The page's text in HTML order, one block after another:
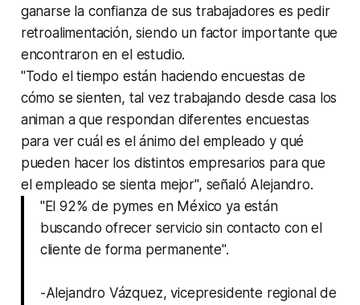
ganarse la confianza de sus trabajadores es pedir
retroalimentación, siendo un factor importante que
encontraron en el estudio.
"Todo el tiempo están haciendo encuestas de
cómo se sienten, tal vez trabajando desde casa los
animan a que respondan diferentes encuestas
para ver cuál es el ánimo del empleado y qué
pueden hacer los distintos empresarios para que
el empleado se sienta mejor", señaló Alejandro.
"El 92% de pymes en México ya están
buscando ofrecer servicio sin contacto con el
cliente de forma permanente".
-Alejandro Vázquez, vicepresidente regional de